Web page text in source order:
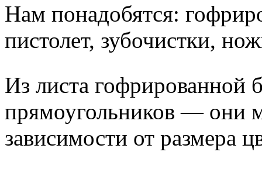
Нам понадобятся:
пистолет, зубочистки,
Из листа гофрированной
прямоугольников — они
зависимости от размера